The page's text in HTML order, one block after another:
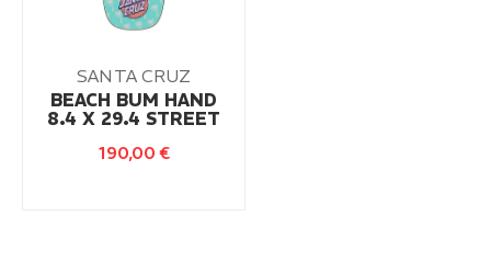
SANTA CRUZ
BEACH BUM HAND
8.4 X 29.4 STREET
190,00€